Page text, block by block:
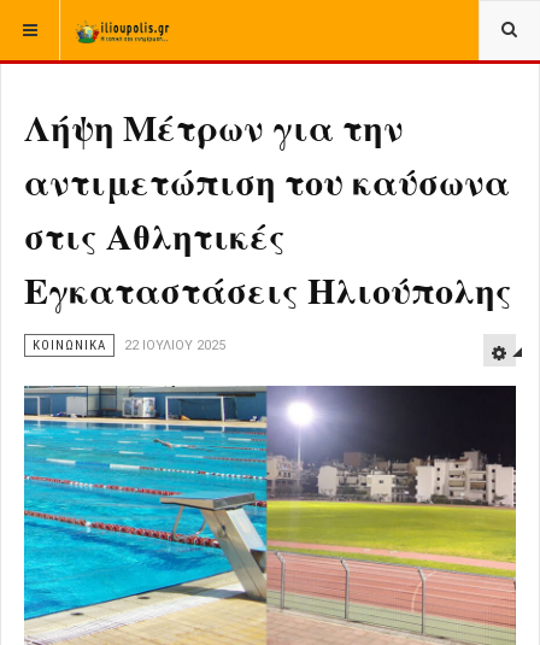
ΒΡΊΣΚΕΣΤΕ ΕΔΏ: ΑΡΧΙΚΉ
Λήψη Μέτρων για την
αντιμετώπιση του καύσωνα
στις Αθλητικές
Εγκαταστάσεις Ηλιούπολης
ΚΟΙΝΩΝΙΚΑ 22 ΙΟΥΛΊΟΥ 2025